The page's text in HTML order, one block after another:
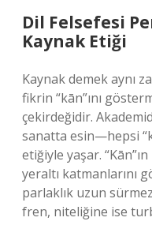
Dil Felsefesi
Kaynak Etiği
Kaynak demek aynı
fikrin “kān”ını
çekirdeğidir.
sanatta esin—hepsi
etiğiyle yaşar. “Kān”ın
yeraltı katmanlarını
parlaklık uzun
fren, niteliğine ise